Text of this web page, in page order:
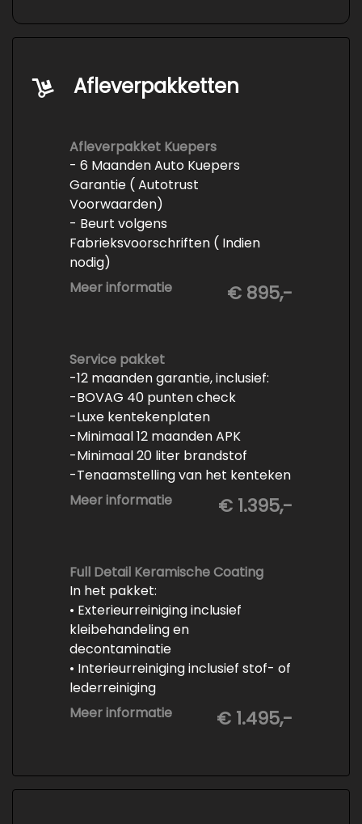
Afleverpakketten
Afleverpakket Kuepers
- 6 Maanden Auto Kuepers
Garantie ( Autotrust
Voorwaarden)
- Beurt volgens
Fabrieksvoorschriften ( Indien
nodig)
- Minimaal 6 maanden APK
- Minimaal 3 mm banden profiel
vrijwaren
- Volledige inspectie
- Poetsen binnen en buiten
Meer informatie € 895,-
Service pakket
-12 maanden garantie, inclusief:
-BOVAG 40 punten check
-Luxe kentekenplaten
-Minimaal 12 maanden APK
-Minimaal 20 liter brandstof
-Tenaamstelling van het kenteken
-Vrijwaren van de inruilauto
polijsten
Meer informatie € 1.395,-
Full Detail Keramische Coating
In het pakket:
• Exterieurreiniging inclusief
kleibehandeling en
decontaminatie
• Interieurreiniging inclusief stof- of
lederreiniging
• 3-staps lakcorrectie
• Keramische Coating (+/- 5 jaar)
Meer informatie € 1.495,-